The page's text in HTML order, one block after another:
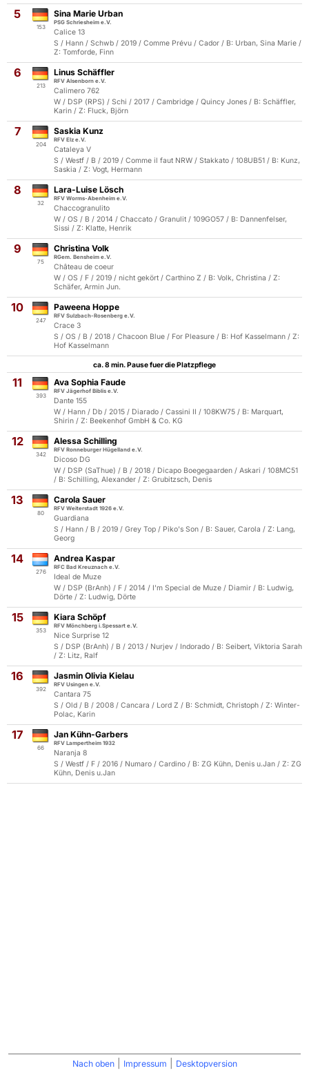
5
153
Sina Marie Urban
PSG Schriesheim e.V.
Calice 13
S / Hann / Schwb / 2019 / Comme Prévu / Cador / B: Urban, Sina Marie /
Z: Tomforde, Finn
6
213
Linus Schäffler
RFV Alsenborn e.V.
Calimero 762
W / DSP (RPS) / Schi / 2017 / Cambridge / Quincy Jones / B: Schäffler,
Karin / Z: Fluck, Björn
7
204
Saskia Kunz
RFV Elz e.V.
Cataleya V
S / Westf / B / 2019 / Comme il faut NRW / Stakkato / 108UB51 / B: Kunz,
Saskia / Z: Vogt, Hermann
8
32
Lara-Luise Lösch
RFV Worms-Abenheim e.V.
Chaccogranulito
W / OS / B / 2014 / Chaccato / Granulit / 109GO57 / B: Dannenfelser,
Sissi / Z: Klatte, Henrik
9
75
Christina Volk
RGem. Bensheim e.V.
Château de coeur
W / OS / F / 2019 / nicht gekört / Carthino Z / B: Volk, Christina / Z:
Schäfer, Armin Jun.
10
247
Paweena Hoppe
RFV Sulzbach-Rosenberg e.V.
Crace 3
S / OS / B / 2018 / Chacoon Blue / For Pleasure / B: Hof Kasselmann / Z:
Hof Kasselmann
ca. 8 min. Pause fuer die Platzpflege
11
393
Ava Sophia Faude
RFV Jägerhof Biblis e.V.
Dante 155
W / Hann / Db / 2015 / Diarado / Cassini II / 108KW75 / B: Marquart,
Shirin / Z: Beekenhof GmbH & Co. KG
12
342
Alessa Schilling
RFV Ronneburger Hügelland e.V.
Dicoso DG
W / DSP (SaThue) / B / 2018 / Dicapo Boegegaarden / Askari / 108MC51
/ B: Schilling, Alexander / Z: Grubitzsch, Denis
13
80
Carola Sauer
RFV Weiterstadt 1926 e.V.
Guardiana
S / Hann / B / 2019 / Grey Top / Piko's Son / B: Sauer, Carola / Z: Lang,
Georg
14
276
Andrea Kaspar
RFC Bad Kreuznach e.V.
Ideal de Muze
W / DSP (BrAnh) / F / 2014 / I'm Special de Muze / Diamir / B: Ludwig,
Dörte / Z: Ludwig, Dörte
15
353
Kiara Schöpf
RFV Mönchberg i.Spessart e.V.
Nice Surprise 12
S / DSP (BrAnh) / B / 2013 / Nurjev / Indorado / B: Seibert, Viktoria Sarah
/ Z: Litz, Ralf
16
392
Jasmin Olivia Kielau
RFV Usingen e.V.
Cantara 75
S / Old / B / 2008 / Cancara / Lord Z / B: Schmidt, Christoph / Z: Winter-
Polac, Karin
17
66
Jan Kühn-Garbers
RFV Lampertheim 1932
Naranja 8
S / Westf / F / 2016 / Numaro / Cardino / B: ZG Kühn, Denis u.Jan / Z: ZG
Kühn, Denis u.Jan
Nach oben Impressum Desktopversion